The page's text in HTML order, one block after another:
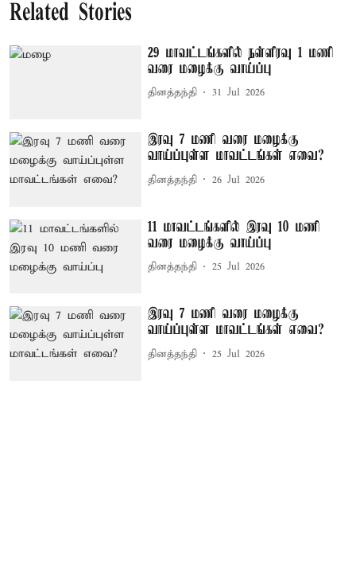
Related Stories
29 மாவட்டங்களில் நள்ளிரவு 1 மணி
வரை மழைக்கு வாய்ப்பு
தினத்தந்தி 31 Jul 2026
இரவு 7 மணி வரை மழைக்கு
வாய்ப்புள்ள மாவட்டங்கள் எவை?
தினத்தந்தி 26 Jul 2026
11 மாவட்டங்களில் இரவு 10 மணி
வரை மழைக்கு வாய்ப்பு
தினத்தந்தி 25 Jul 2026
இரவு 7 மணி வரை மழைக்கு
வாய்ப்புள்ள மாவட்டங்கள் எவை?
தினத்தந்தி 25 Jul 2026